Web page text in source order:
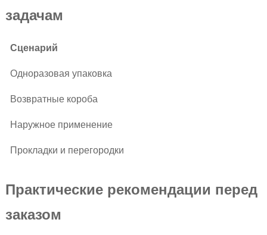
задачам
Сценарий
Одноразовая упаковка
Возвратные короба
Наружное применение
Прокладки и перегородки
Практические рекомендации перед
заказом